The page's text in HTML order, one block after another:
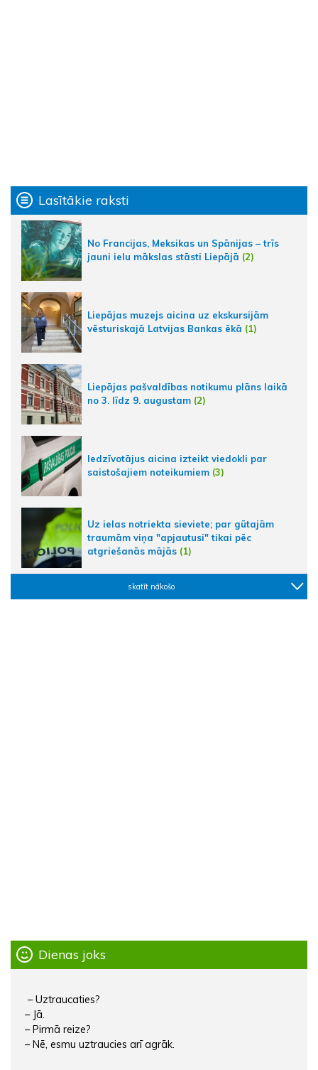
Lasītākie raksti
No Francijas, Meksikas un Spānijas – trīs
jauni ielu mākslas stāsti Liepājā (2)
Liepājas muzejs aicina uz ekskursijām
vēsturiskajā Latvijas Bankas ēkā (1)
Liepājas pašvaldības notikumu plāns laikā
no 3. līdz 9. augustam (2)
Iedzīvotājus aicina izteikt viedokli par
saistošajiem noteikumiem (3)
Uz ielas notriekta sieviete; par gūtajām
traumām viņa "apjautusi" tikai pēc
atgriešanās mājās (1)
skatīt nākošo
Dienas joks
– Uztraucaties?
– Jā.
– Pirmā reize?
– Nē, esmu uztraucies arī agrāk.